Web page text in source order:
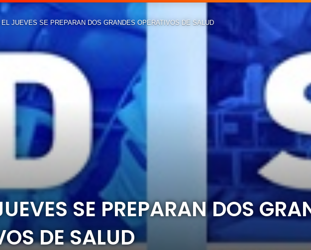
EL JUEVES SE PREPARAN DOS GRANDES OPERATIVOS DE SALUD
SE PREPARAN DOS
DE SALUD